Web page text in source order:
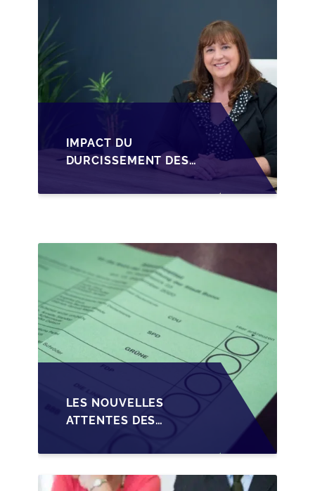
IMPACT DU
DURCISSEMENT DES
CRÉDIT SUR LA
LES NOUVELLES
ATTENTES DES
TRANSMISSION DES
PME BELGES